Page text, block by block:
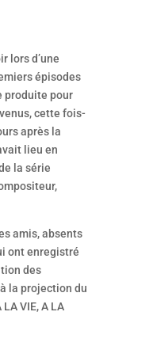
lors d’une
épisodes
produite pour
cette fois-
après la
lieu en
la série
amis, absents
ont enregistré
des
la projection du
VIE, A LA